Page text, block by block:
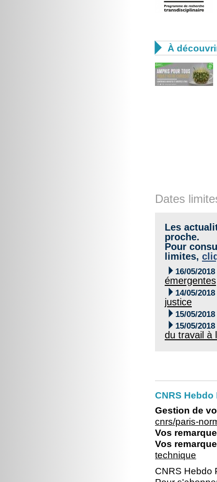
 À
Dates
Les
proche.
Pour
limites,
 16/05/2018
émergentes
 14/05/2018
justice
 15/05/2018
 15/05/2018
du travail à
CNRS
Gestion de
cnrs/paris-
Vos
Vos
technique
CNRS Hebdo